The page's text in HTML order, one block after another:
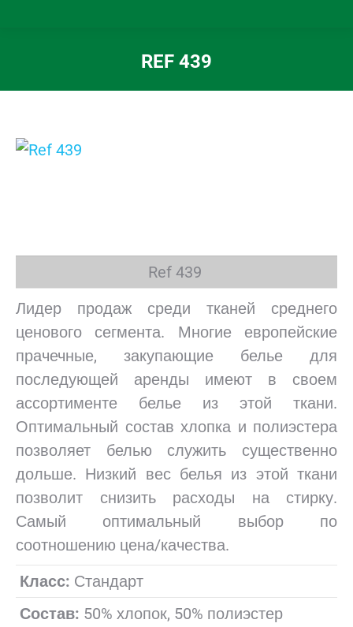
REF 439
Вы здесь:
Ref 439
Лидер продаж среди тканей среднего
ценового сегмента. Многие европейские
прачечные, закупающие белье для
последующей аренды имеют в своем
ассортименте белье из этой ткани.
Оптимальный состав хлопка и полиэстера
позволяет белью служить существенно
дольше. Низкий вес белья из этой ткани
позволит снизить расходы на стирку.
Самый оптимальный выбор по
соотношению цена/качества.
Класс: Стандарт
Состав: 50% хлопок, 50% полиэстер